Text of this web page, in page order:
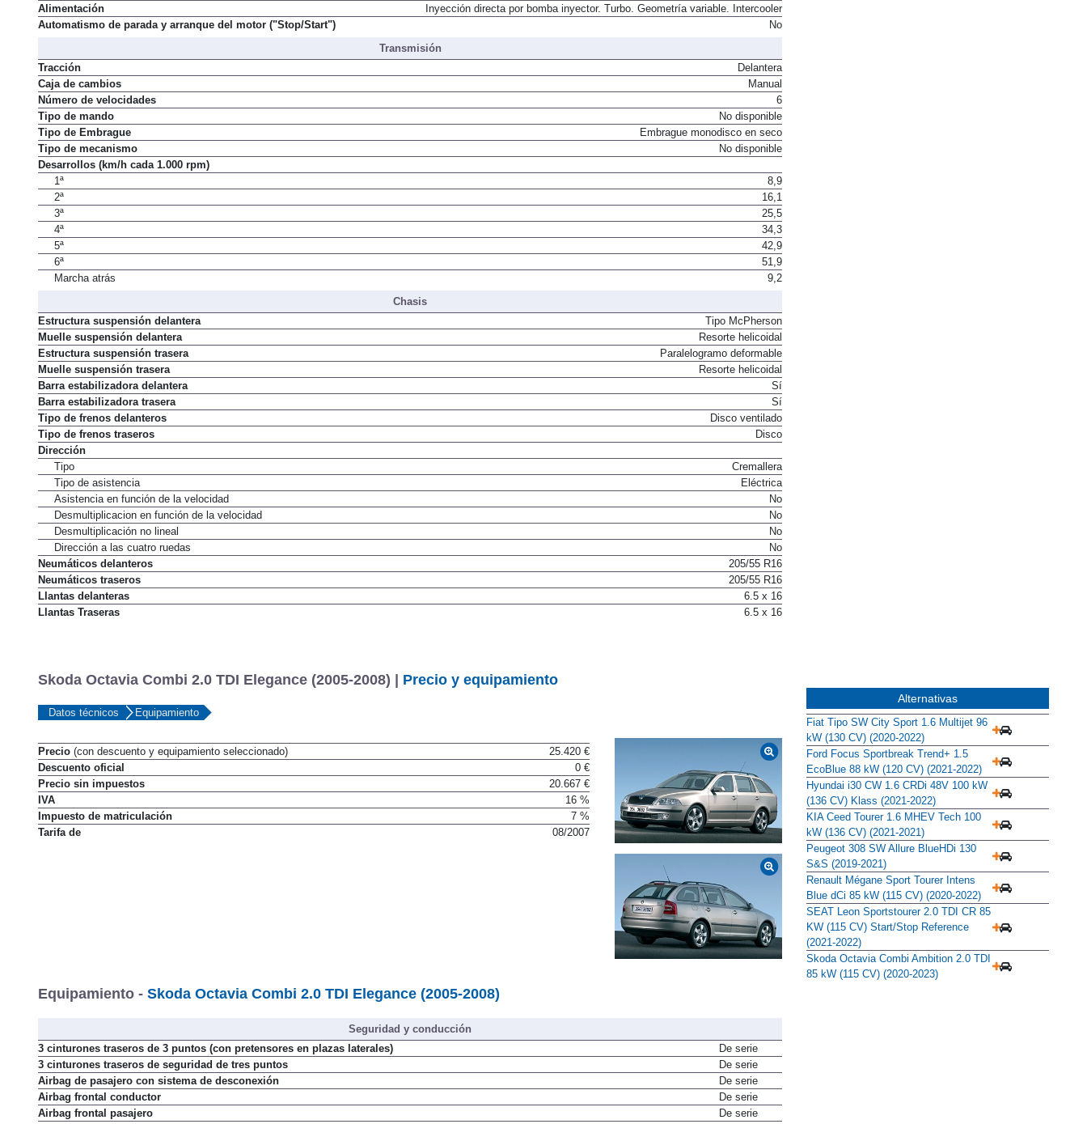
Alimentación
Inyección directa por bomba inyector. Turbo. Geometría variable. Intercooler
Automatismo de parada y arranque del motor ("Stop/Start")
No
Transmisión
Tracción
Delantera
Caja de cambios
Manual
Número de velocidades
6
Tipo de mando
No disponible
Tipo de Embrague
Embrague monodisco en seco
Tipo de mecanismo
No disponible
Desarrollos (km/h cada 1.000 rpm)
1ª
8,9
2ª
16,1
3ª
25,5
4ª
34,3
5ª
42,9
6ª
51,9
Marcha atrás
9,2
Chasis
Estructura suspensión delantera
Tipo McPherson
Muelle suspensión delantera
Resorte helicoidal
Estructura suspensión trasera
Paralelogramo deformable
Muelle suspensión trasera
Resorte helicoidal
Barra estabilizadora delantera
Sí
Barra estabilizadora trasera
Sí
Tipo de frenos delanteros
Disco ventilado
Tipo de frenos traseros
Disco
Dirección
Tipo
Cremallera
Tipo de asistencia
Eléctrica
Asistencia en función de la velocidad
No
Desmultiplicacion en función de la velocidad
No
Desmultiplicación no lineal
No
Dirección a las cuatro ruedas
No
Neumáticos delanteros
205/55 R16
Neumáticos traseros
205/55 R16
Llantas delanteras
6.5 x 16
Llantas Traseras
6.5 x 16
Skoda Octavia Combi 2.0 TDI Elegance (2005-2008) | Precio y equipamiento
Datos técnicos Equipamiento
Precio (con descuento y equipamiento seleccionado)
25.420 €
Descuento oficial
0 €
Precio sin impuestos
20.667 €
IVA
16 %
Impuesto de matriculación
7 %
Tarifa de
08/2007
Equipamiento - Skoda Octavia Combi 2.0 TDI Elegance (2005-2008)
Seguridad y conducción
3 cinturones traseros de 3 puntos (con pretensores en plazas laterales)
De serie
3 cinturones traseros de seguridad de tres puntos
De serie
Airbag de pasajero con sistema de desconexión
De serie
Airbag frontal conductor
De serie
Airbag frontal pasajero
De serie
Alternativas
Fiat Tipo SW City Sport 1.6 Multijet 96
kW (130 CV) (2020-2022)
Ford Focus Sportbreak Trend+ 1.5
EcoBlue 88 kW (120 CV) (2021-2022)
Hyundai i30 CW 1.6 CRDi 48V 100 kW
(136 CV) Klass (2021-2022)
KIA Ceed Tourer 1.6 MHEV Tech 100
kW (136 CV) (2021-2021)
Peugeot 308 SW Allure BlueHDi 130
S&S (2019-2021)
Renault Mégane Sport Tourer Intens
Blue dCi 85 kW (115 CV) (2020-2022)
SEAT Leon Sportstourer 2.0 TDI CR 85
KW (115 CV) Start/Stop Reference
(2021-2022)
Skoda Octavia Combi Ambition 2.0 TDI
85 kW (115 CV) (2020-2023)